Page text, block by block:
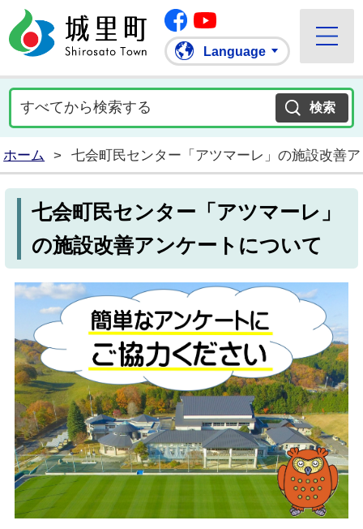
城里町ホームページ
Facebook
Language
ホーム > 七会町民センター「アツマーレ」の施設改善
七会町民センター「アツマーレ」
の施設改善アンケートについて